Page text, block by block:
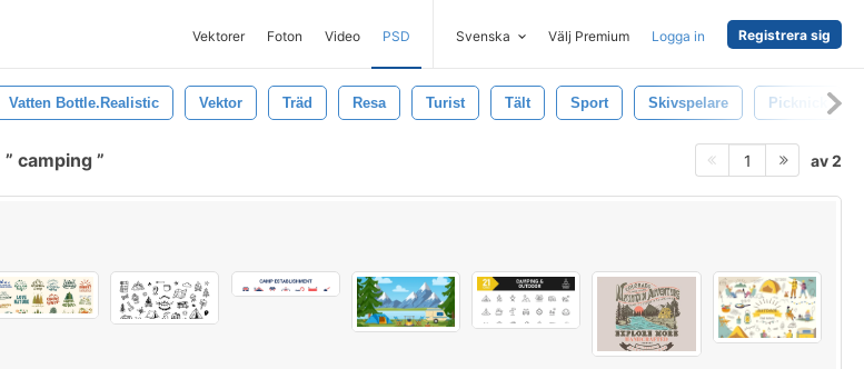
Vektorer Foton Video PSD Svenska Välj Premium Logga in Registrera sig
Vatten Bottle.realistic Vektor Träd Resa Turist Tält Sport Skivspelare Picknick
camping 1 av 2